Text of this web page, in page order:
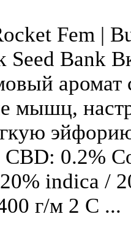
Fem |
Seed Bank
аромат
мышц,
0.2%
indica /
г/м 2 С ...